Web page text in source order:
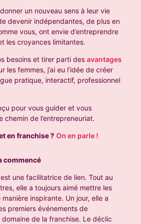
un nouveau sens à leur vie
devenir indépendantes, de plus en
vous, ont envie d’entreprendre
les croyances limitantes.
besoins et tirer parti des avantages
les femmes, j’ai eu l’idée de créer
pratique, interactif, professionnel
pour vous guider et vous
chemin de l’entrepreneuriat.
en franchise ? On en parle !
commencé
est une facilitatrice de lien. Tout au
elle a toujours aimé mettre les
inspirante. Un jour, elle a
premiers événements de
de la franchise. Le déclic